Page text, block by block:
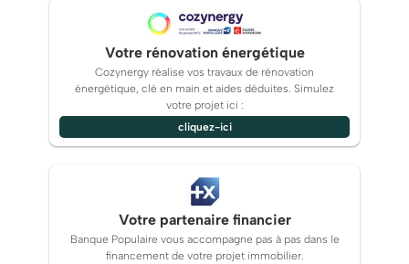
Votre rénovation énergétique
Cozynergy réalise vos travaux de rénovation
énergétique, clé en main et aides déduites. Simulez
votre projet ici :
cliquez-ici
Votre partenaire financier
Banque Populaire vous accompagne pas à pas dans le
financement de votre projet immobilier.